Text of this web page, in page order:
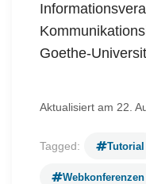
Goethe-
Aktualisiert am 22.
Tagged: Tutorial
Webkonferenzen